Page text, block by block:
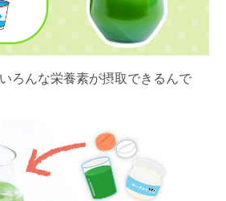
ろんな栄養素が摂取できるんで